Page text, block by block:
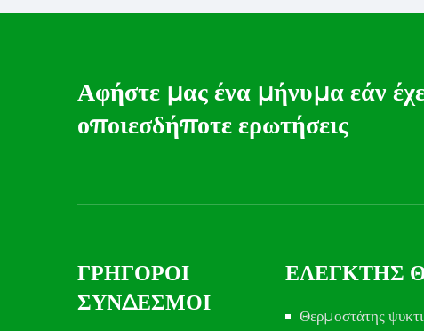
Αφήστε μας ένα μήνυμα εάν
οποιεσδήποτε ερωτήσεις
ΓΡΉΓΟΡΟΙ
ΣΎΝΔΕΣΜΟΙ
ΕΛΕΓΚΤΉΣ
Θερμοστάτης